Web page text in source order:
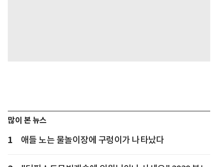
많이 본 뉴스
1 애들 노는 물놀이장에 구렁이가 나타났다